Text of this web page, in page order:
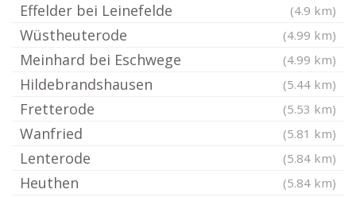
Effelder bei Leinefelde (4.9 km)
Wüstheuterode (4.99 km)
Meinhard bei Eschwege (4.99 km)
Hildebrandshausen (5.44 km)
Fretterode (5.53 km)
Wanfried (5.81 km)
Lenterode (5.84 km)
Heuthen (5.84 km)